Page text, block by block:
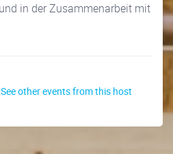
in der Zusammenarbeit mit
See other events from this host